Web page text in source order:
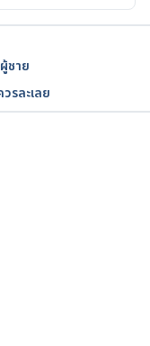
gender-
2022
examples-of-
20, 2022
ชาย
ละเลย